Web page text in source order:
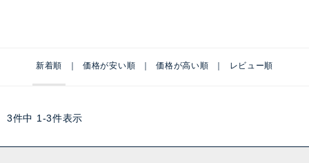
新着順 価格が安い順 価格が高い順 レビュー順
3件中 1 -3件表示